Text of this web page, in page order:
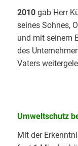
2010gab Herr
seines Sohnes,
und mit seinem
des
Vaters
Umweltschutz
Mit der